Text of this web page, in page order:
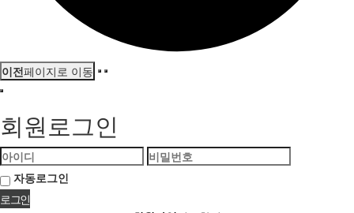
이전페이지로 이동
회원로그인
자동로그인